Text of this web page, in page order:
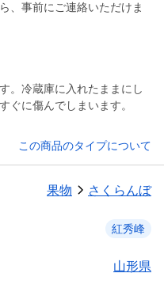
、事前にご連絡いただけま
。冷蔵庫に入れたままにし
ぐに傷んでしまいます。
この商品のタイプについて
果物 さくらんぼ
紅秀峰
山形県